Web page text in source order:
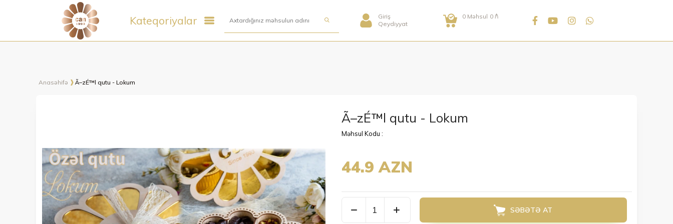
Kateqoriyalar
Giriş
Qeydiyyat
0 Məhsul 0₼
Anasəhifə Ã–zÉ™l qutu - Lokum
Ã–zÉ™l qutu - Lokum
Məhsul Kodu :
44.9 AZN
SƏBƏTƏ AT